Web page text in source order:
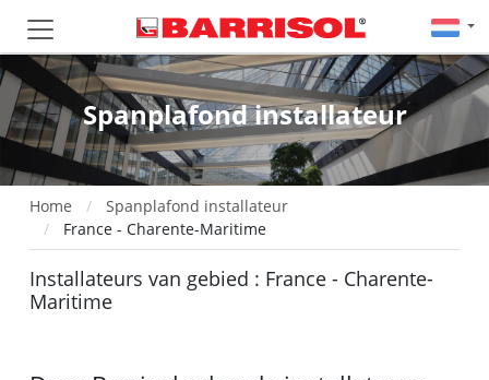
Spanplafond installateur
Home
Spanplafond installateur
France - Charente-Maritime
Installateurs van gebied : France - Charente-
Maritime